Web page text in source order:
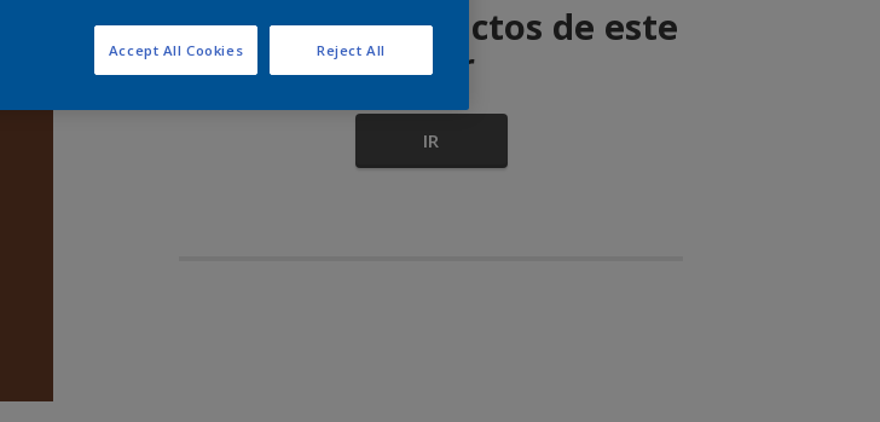
Encontrar productos de este
color
IR
Reject All
Accept All Cookies